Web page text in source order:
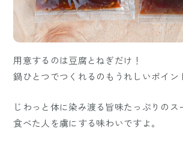
用意するのは豆腐とねぎだけ！
鍋ひとつでつくれるのもうれしいポイン
じわっと体に染み渡る旨味たっぷりのス
食べた人を虜にする味わいですよ。